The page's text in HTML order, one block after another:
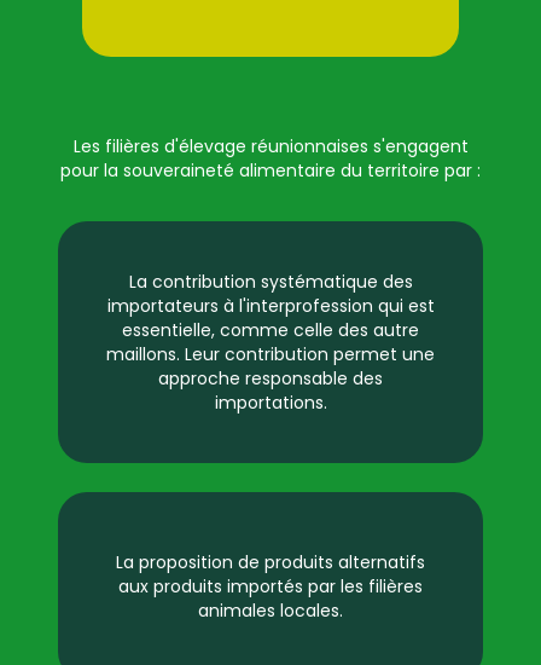
Les filières d'élevage réunionnaises s'engagent
pour la souveraineté alimentaire du territoire par :
La contribution systématique des
importateurs à l'interprofession qui est
essentielle, comme celle des autre
maillons. Leur contribution permet une
approche responsable des
importations.
La proposition de produits alternatifs
aux produits importés par les filières
animales locales.